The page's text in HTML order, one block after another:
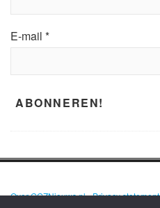
E-mail *
Over GGZNieuws.nl•Privacy statement